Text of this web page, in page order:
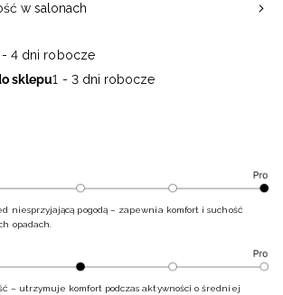
- 4 dni robocze
sklepu1 - 3 dni robocze
w salonach
niesprzyjającą pogodą – zapewnia komfort i suchość
opadach.
– utrzymuje komfort podczas aktywności o średniej